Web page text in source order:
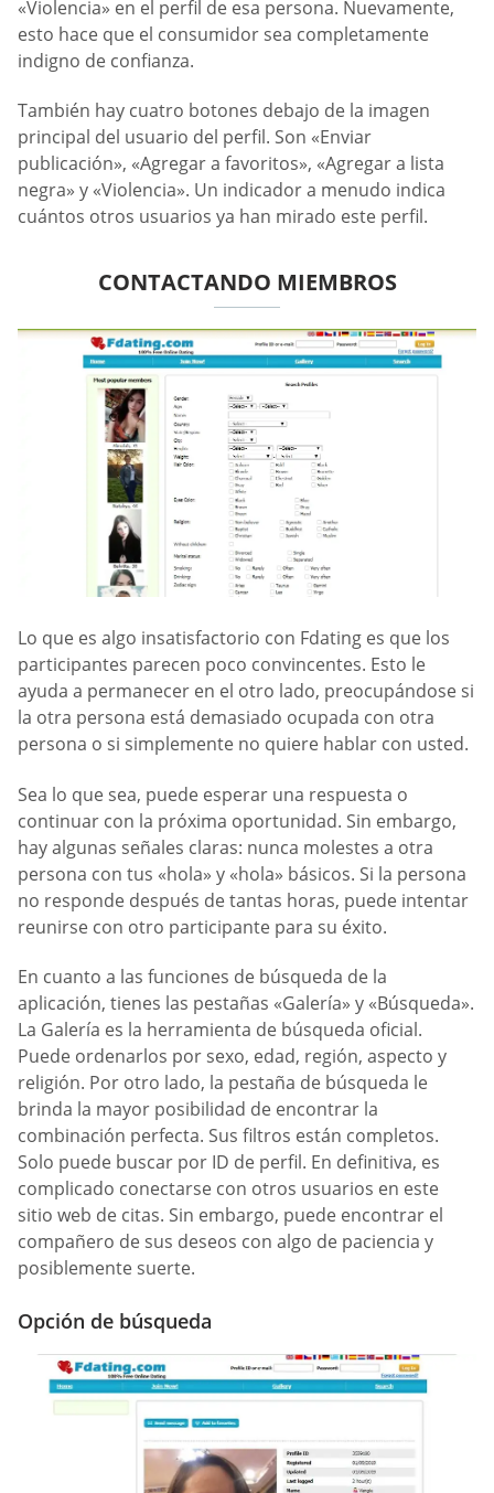
«Violencia» en el perfil de esa persona. Nuevamente,
esto hace que el consumidor sea completamente
indigno de confianza.
También hay cuatro botones debajo de la imagen
principal del usuario del perfil. Son «Enviar
publicación», «Agregar a favoritos», «Agregar a lista
negra» y «Violencia». Un indicador a menudo indica
cuántos otros usuarios ya han mirado este perfil.
CONTACTANDO MIEMBROS
Lo que es algo insatisfactorio con Fdating es que los
participantes parecen poco convincentes. Esto le
ayuda a permanecer en el otro lado, preocupándose si
la otra persona está demasiado ocupada con otra
persona o si simplemente no quiere hablar con usted.
Sea lo que sea, puede esperar una respuesta o
continuar con la próxima oportunidad. Sin embargo,
hay algunas señales claras: nunca molestes a otra
persona con tus «hola» y «hola» básicos. Si la persona
no responde después de tantas horas, puede intentar
reunirse con otro participante para su éxito.
En cuanto a las funciones de búsqueda de la
aplicación, tienes las pestañas «Galería» y «Búsqueda».
La Galería es la herramienta de búsqueda oficial.
Puede ordenarlos por sexo, edad, región, aspecto y
religión. Por otro lado, la pestaña de búsqueda le
brinda la mayor posibilidad de encontrar la
combinación perfecta. Sus filtros están completos.
Solo puede buscar por ID de perfil. En definitiva, es
complicado conectarse con otros usuarios en este
sitio web de citas. Sin embargo, puede encontrar el
compañero de sus deseos con algo de paciencia y
posiblemente suerte.
Opción de búsqueda